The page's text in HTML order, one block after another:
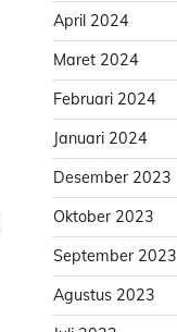
April 2024
Maret 2024
Februari 2024
Januari 2024
Desember 2023
Oktober 2023
September 2023
Agustus 2023